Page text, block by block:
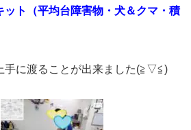
ット（平均台障害物・犬＆クマ・積
手に渡ることが出来ました(≧▽≦)